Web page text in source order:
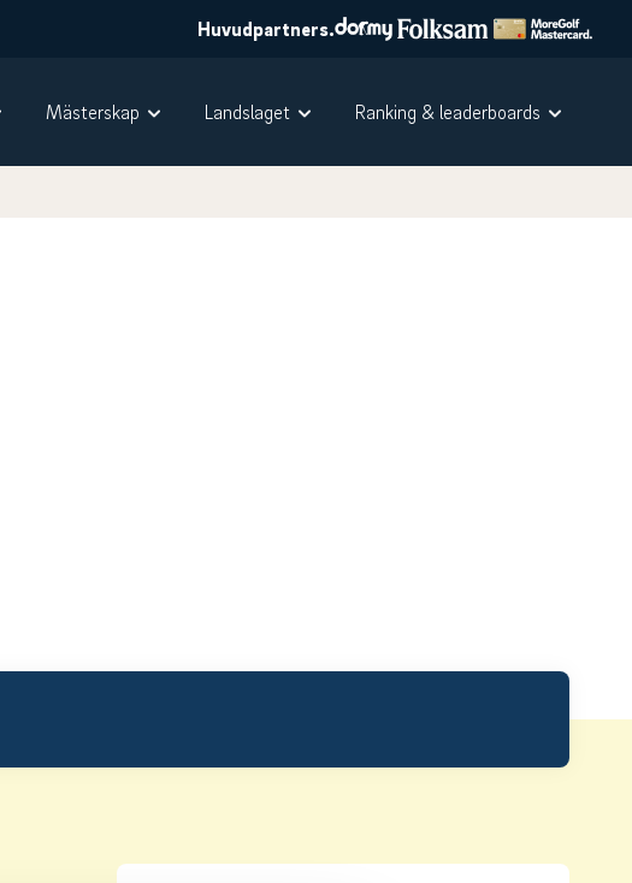
Huvudpartners.
Mästerskap Landslaget Ranking & leaderboards